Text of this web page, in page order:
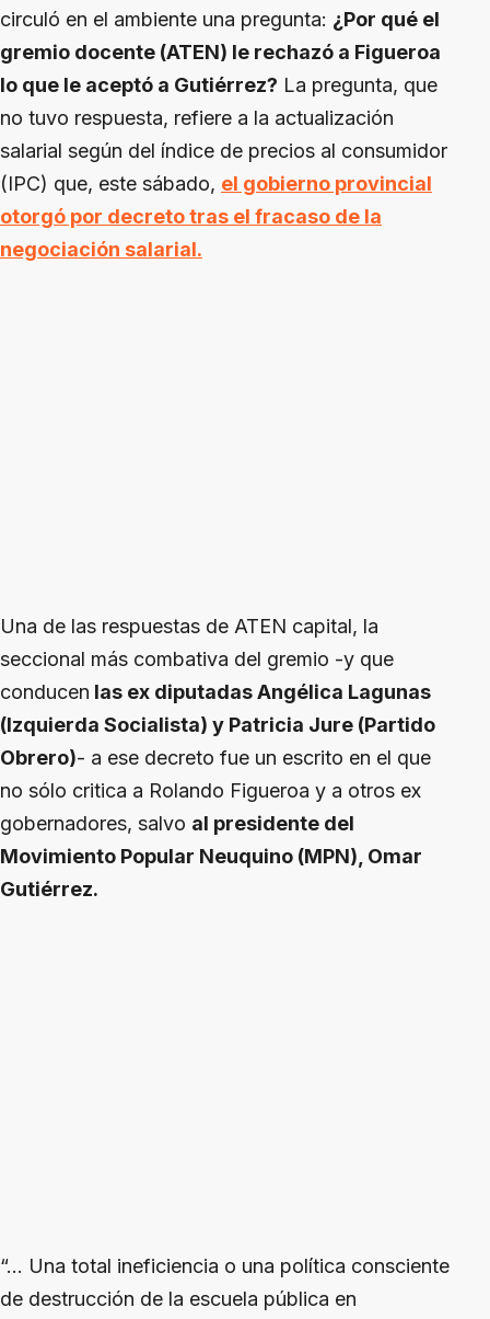
circuló en el ambiente una pregunta: ¿Por qué el
gremio docente (ATEN) le rechazó a Figueroa
lo que le aceptó a Gutiérrez? La pregunta, que
no tuvo respuesta, refiere a la actualización
salarial según del índice de precios al consumidor
(IPC) que, este sábado, el gobierno provincial
otorgó por decreto tras el fracaso de la
negociación salarial.
Una de las respuestas de ATEN capital, la
seccional más combativa del gremio -y que
conducen las ex diputadas Angélica Lagunas
(Izquierda Socialista) y Patricia Jure (Partido
Obrero)- a ese decreto fue un escrito en el que
no sólo critica a Rolando Figueroa y a otros ex
gobernadores, salvo al presidente del
Movimiento Popular Neuquino (MPN), Omar
Gutiérrez.
“… Una total ineficiencia o una política consciente
de destrucción de la escuela pública en